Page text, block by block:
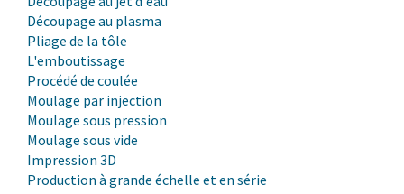
Découpage au plasma
Pliage de la tôle
L'emboutissage
Procédé de coulée
Moulage par injection
Moulage sous pression
Moulage sous vide
Impression 3D
Production à grande échelle et en série